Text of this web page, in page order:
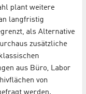
plant weitere
langfristig
als Alternative
zusätzliche
aus Büro, Labor
von
werden.